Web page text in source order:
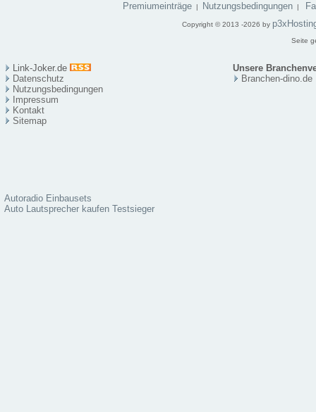
Premiumeinträge | Nutzungsbedingungen |
Copyright © 2013 -2026 by
Seite
Link-Joker.de
Unsere
Datenschutz
Nutzungsbedingungen
Impressum
Kontakt
Sitemap
Branchen-dino.de
Autoradio Einbausets
Auto Lautsprecher kaufen Testsieger